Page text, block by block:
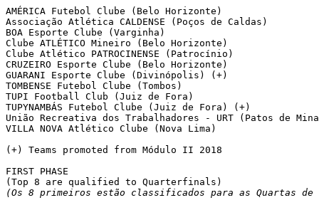
AMÉRICA Futebol Clube (Belo Horizonte)
Associação Atlética CALDENSE (Poços de Caldas)
BOA Esporte Clube (Varginha)
Clube ATLÉTICO Mineiro (Belo Horizonte)
Clube Atlético PATROCINENSE (Patrocínio)
CRUZEIRO Esporte Clube (Belo Horizonte)
GUARANI Esporte Clube (Divinópolis) (+)
TOMBENSE Futebol Clube (Tombos)
TUPI Football Club (Juiz de Fora)
TUPYNAMBÁS Futebol Clube (Juiz de Fora) (+)
União Recreativa dos Trabalhadores - URT (Patos de
VILLA NOVA Atlético Clube (Nova Lima)
(+) Teams promoted from Módulo II 2018
FIRST PHASE
(Os 8 primeiros estão classificados para as Quartas